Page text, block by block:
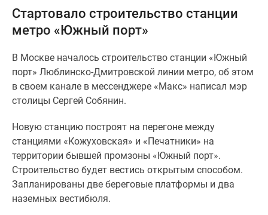
новостройки
Новостройки
Специальные
предложения
Коммерческие
помещения
Продавцы
застройщики
Панорамы
новостроек
Видеообзор
Стартовало строительство станции
метро «Южный порт»
В Москве началось строительство станции «Южный
порт» Люблинско-Дмитровской линии метро, об этом
в своем канале в мессенджере «Макс» написал мэр
столицы Сергей Собянин.
Новую станцию построят на перегоне между
станциями «Кожуховская» и «Печатники» на
территории бывшей промзоны «Южный порт».
Строительство будет вестись открытым способом.
Запланированы две береговые платформы и два
наземных вестибюля.